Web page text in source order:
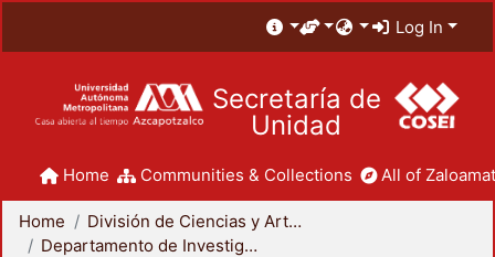
Log In
Secretaría de
Unidad
Home Communities & Collections All of
Home
División de Ciencias y Artes para el Diseño
Departamento de Investigación y Conocimiento para el Diseño